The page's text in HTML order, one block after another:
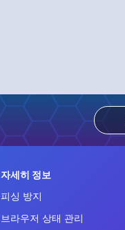
자세히 정보
피싱 방지
브라우저 상태 관리